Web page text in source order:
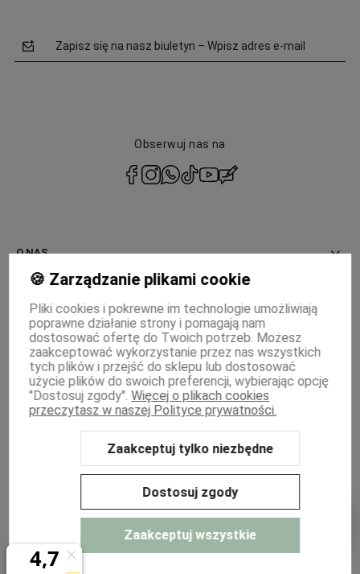
Zapisz się na nasz biuletyn – Wpisz adres e-mail
Obserwuj nas na
O NAS
INFORMACJE
PŁATNOŚCI I DOSTAWA
MOJE KONTO
WSPÓŁPRACA
Sklep internetowy Shoper Premium Szablon Shoper Modern 3.0™
GrowCommerce
🍪 Zarządzanie plikami cookie
Pliki cookies i pokrewne im technologie umożliwiają
poprawne działanie strony i pomagają nam
dostosować ofertę do Twoich potrzeb. Możesz
zaakceptować wykorzystanie przez nas wszystkich
tych plików i przejść do sklepu lub dostosować
użycie plików do swoich preferencji, wybierając opcję
"Dostosuj zgody". Więcej o plikach cookies
przeczytasz w naszej Polityce prywatności.
Zaakceptuj tylko niezbędne
Dostosuj zgody
Zaakceptuj wszystkie